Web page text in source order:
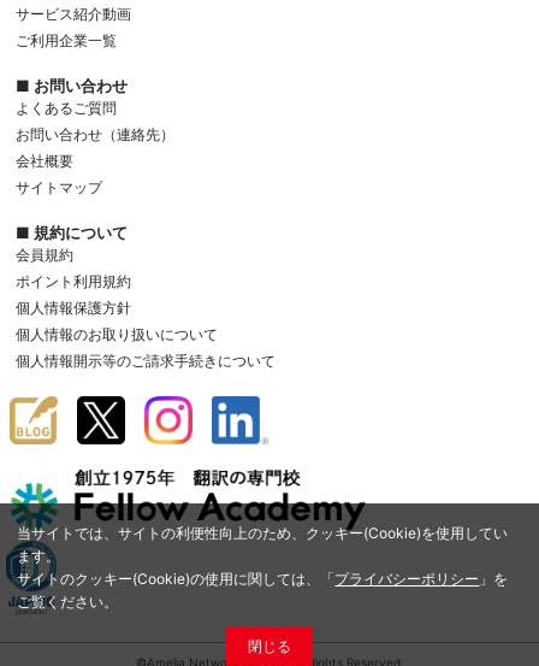
当サイトでは、サイトの利便性向上のため、クッキー(Cookie)を使用してい
ます。
サイトのクッキー(Cookie)の使用に関しては、「プライバシーポリシー 」を
ご覧ください。
閉じる
サービス紹介動画
ご利用企業一覧
■ お問い合わせ
よくあるご質問
お問い合わせ（連絡先）
会社概要
サイトマップ
■ 規約について
会員規約
ポイント利用規約
個人情報保護方針
個人情報のお取り扱いについて
個人情報開示等のご請求手続きについて
©Amelia Network Co.,Ltd. All Rights Reserved.